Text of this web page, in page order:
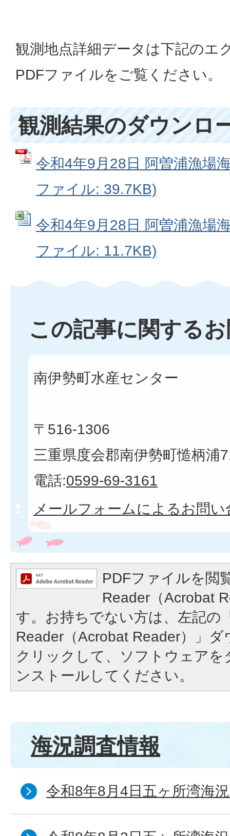
観測地点詳細データは下記のエ
PDFファイルをご覧ください。
観測結果のダウンロ
令和4年9月28日 阿曽浦漁場
ファイル: 39.7KB)
令和4年9月28日 阿曽浦漁場
ファイル: 11.7KB)
この記事に関する
南伊勢町水産センター
〒516-1306
三重県度会郡南伊勢町慥柄浦
電話:0599-69-3161
メールフォームによるお問い
PDFファイルを閲
Reader（Acrobat
す。お持ちでない方は、左記の
Reader（Acrobat Reader）」
クリックして、ソフトウェア
ンストールしてください。
海況調査情報
令和8年8月4日五ヶ所湾海